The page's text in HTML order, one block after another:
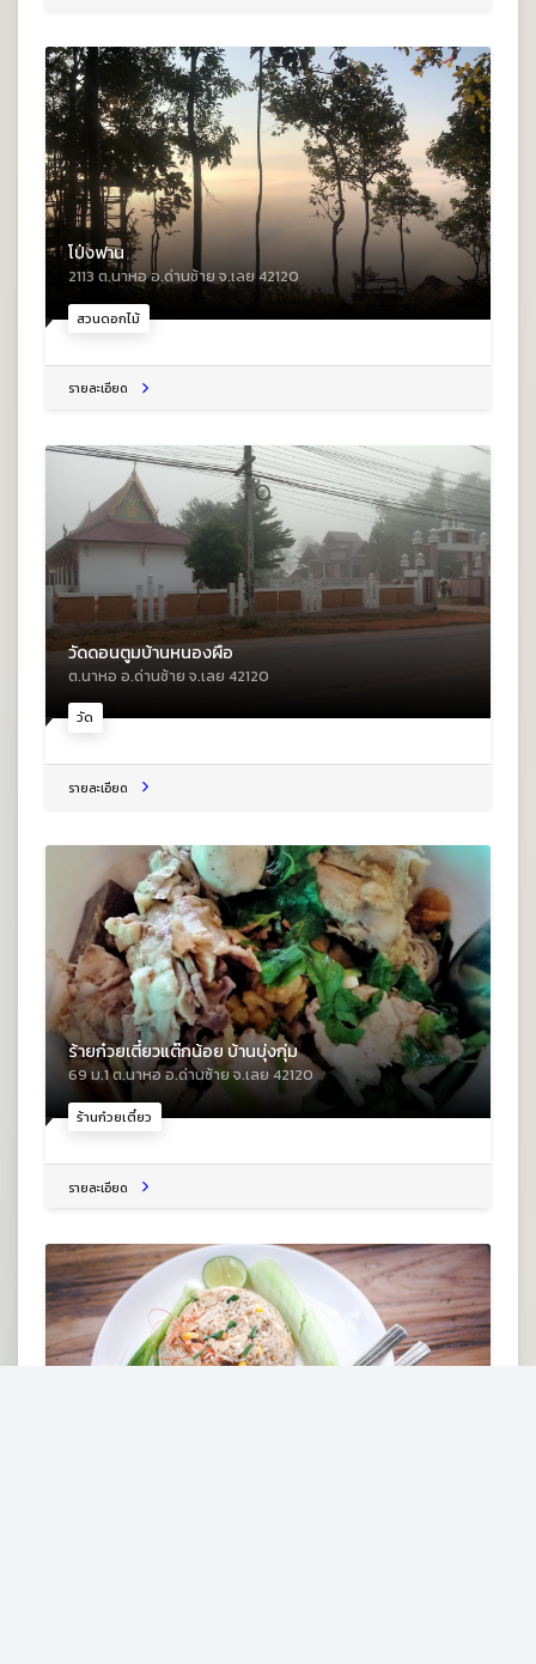
สวนดอกไม้
โป่งฟาน
2113 ต.นาหอ อ.ด่านซ้าย จ.เลย 42120
รายละเอียด
วัด
วัดดอนตูมบ้านหนองผือ
ต.นาหอ อ.ด่านซ้าย จ.เลย 42120
รายละเอียด
ร้านก๋วยเตี๋ยว
ร้ายก๋วยเตี๋ยวแต๊กน้อย บ้านบุ่งกุ่ม
69 ม.1 ต.นาหอ อ.ด่านซ้าย จ.เลย 42120
รายละเอียด